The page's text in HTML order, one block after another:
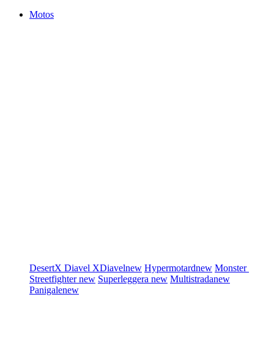
Motos
DesertX Diavel XDiavelnew Hypermotardnew Monster
Streetfighternew Superleggera new Multistradanew
Panigalenew